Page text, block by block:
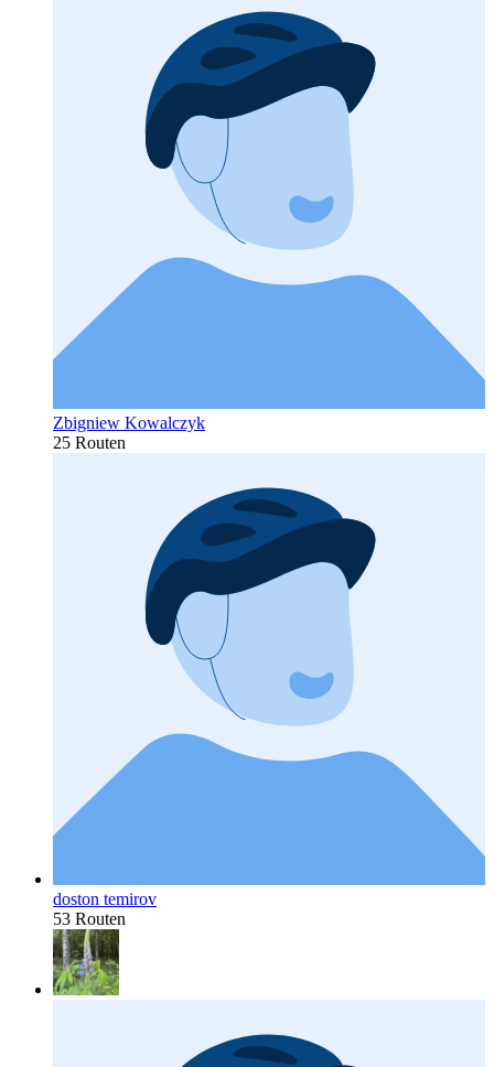
Zbigniew Kowalczyk
25 Routen
doston temirov
53 Routen